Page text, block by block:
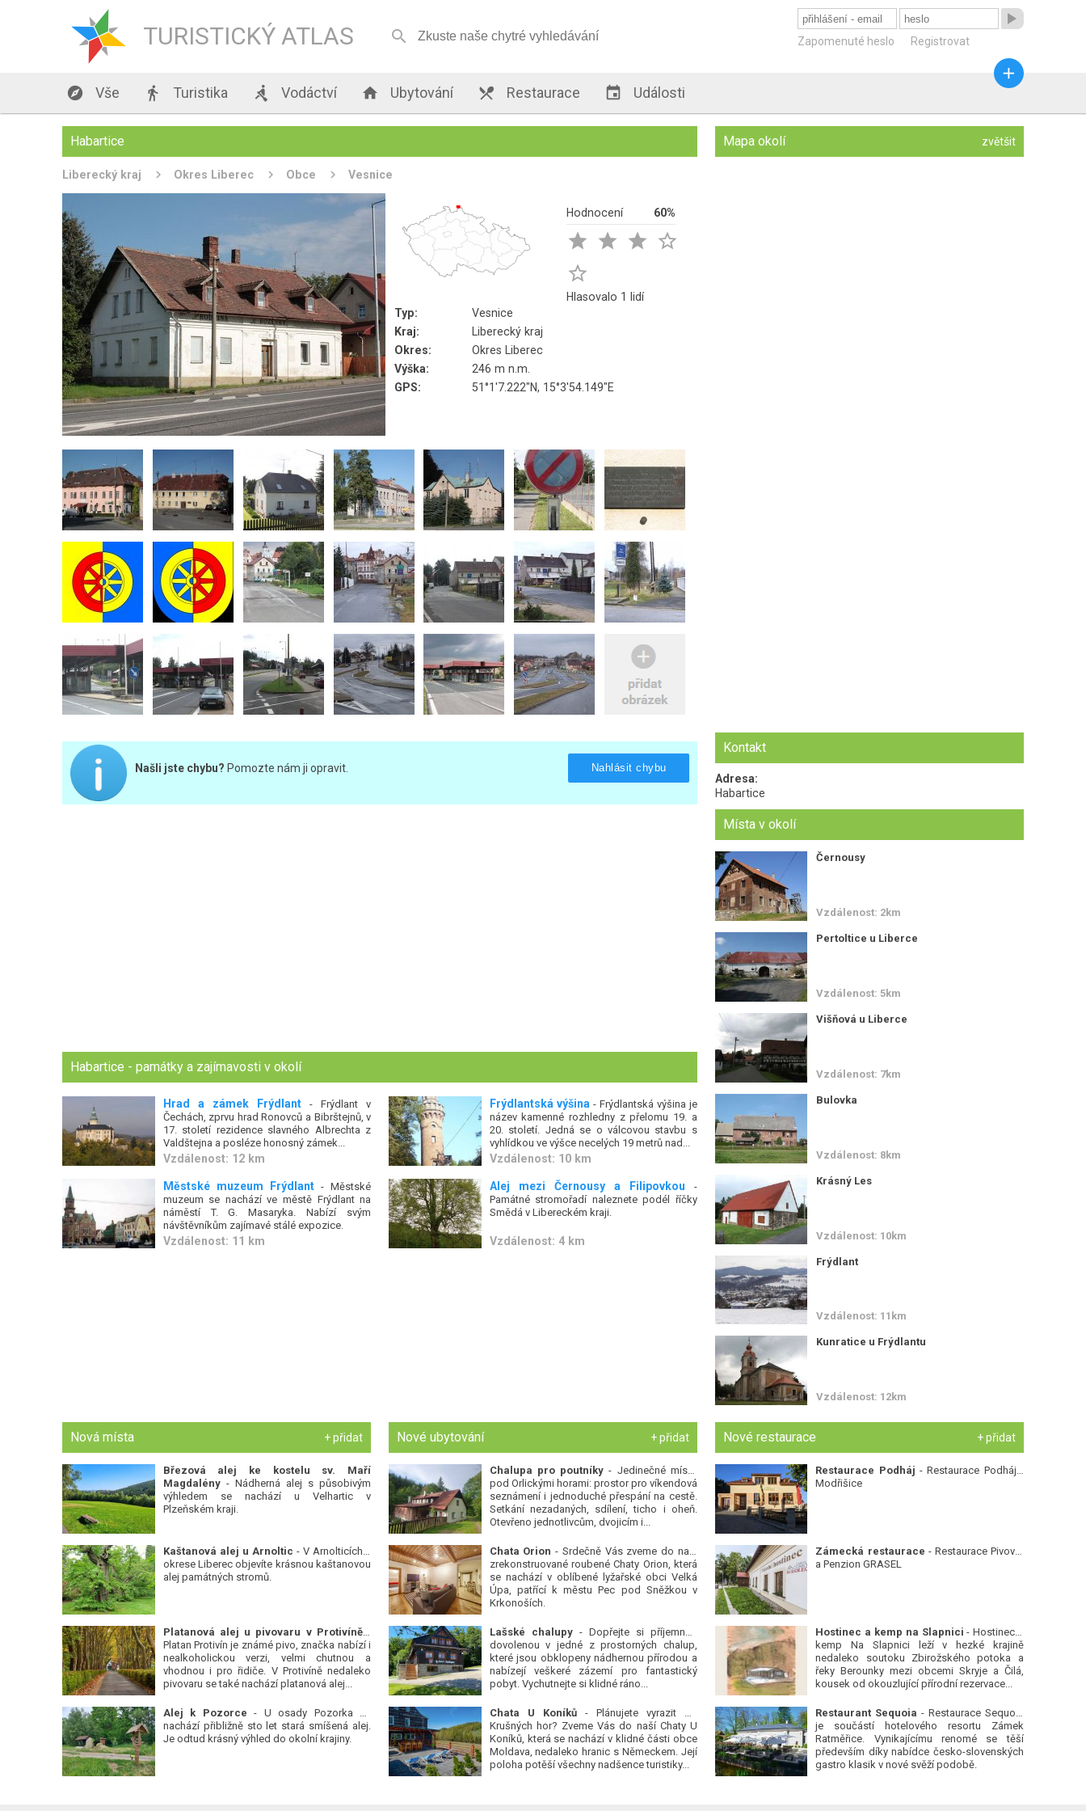
TURISTICKÝ ATLAS 

Zapomenuté heslo Registrovat
 Vše  Turistika  Vodáctví  Ubytování  Restaurace  Události

Habartice
Liberecký kraj Okres Liberec Obce Vesnice
Hodnocení 60%
   

Hlasovalo 1 lidí
Typ:
Vesnice
Kraj:
Liberecký kraj
Okres:
Okres Liberec
Výška:
246 m n.m.
GPS:
51°1'7.222"N, 15°3'54.149"E
Našli jste chybu? Pomozte nám ji opravit. Nahlásit chybu
Habartice - památky a zajímavosti v okolí
Hrad a zámek Frýdlant- Frýdlant v
Čechách, zprvu hrad Ronovců a Bibrštejnů, v
17. století rezidence slavného Albrechta z
Valdštejna a posléze honosný zámek...
Vzdálenost: 12 km
Frýdlantská výšina- Frýdlantská výšina je
název kamenné rozhledny z přelomu 19. a
20. století. Jedná se o válcovou stavbu s
vyhlídkou ve výšce necelých 19 metrů nad...
Vzdálenost: 10 km
Městské muzeum Frýdlant- Městské
muzeum se nachází ve městě Frýdlant na
náměstí T. G. Masaryka. Nabízí svým
návštěvníkům zajímavé stálé expozice.
Vzdálenost: 11 km
Alej mezi Černousy a Filipovkou -
Památné stromořadí naleznete podél říčky
Smědá v Libereckém kraji.
Vzdálenost: 4 km
Mapa okolí zvětšit
Kontakt
Adresa:
Habartice
Místa v okolí
Černousy
Vzdálenost: 2km
Pertoltice u Liberce
Vzdálenost: 5km
Višňová u Liberce
Vzdálenost: 7km
Bulovka
Vzdálenost: 8km
Krásný Les
Vzdálenost: 10km
Frýdlant
Vzdálenost: 11km
Kunratice u Frýdlantu
Vzdálenost: 12km
Nová místa + přidat
Březová alej ke kostelu sv. Maří
Magdalény- Nádherná alej s působivým
výhledem se nachází u Velhartic v
Plzeňském kraji.
Kaštanová alej u Arnoltic - V Arnolticích v
okrese Liberec objevíte krásnou kaštanovou
alej památných stromů.
Platanová alej u pivovaru v Protivíně
-
Platan Protivín je známé pivo, značka nabízí i
nealkoholickou verzi, velmi chutnou a
vhodnou i pro řidiče. V Protivíně nedaleko
pivovaru se také nachází platanová alej...
Alej k Pozorce - U osady Pozorka se
nachází přibližně sto let stará smíšená alej.
Je odtud krásný výhled do okolní krajiny.
Nové ubytování + přidat
Chalupa pro poutníky - Jedinečné místo
pod Orlickými horami: prostor pro víkendová
seznámení i jednoduché přespání na cestě.
Setkání nezadaných, sdílení, ticho i oheň.
Otevřeno jednotlivcům, dvojicím i...
Chata Orion - Srdečně Vás zveme do naší
zrekonstruované roubené Chaty Orion, která
se nachází v oblíbené lyžařské obci Velká
Úpa, patřící k městu Pec pod Sněžkou v
Krkonoších.
Lašské chalupy- Dopřejte si příjemnou
dovolenou v jedné z prostorných chalup,
které jsou obklopeny nádhernou přírodou a
nabízejí veškeré zázemí pro fantastický
pobyt. Vychutnejte si klidné ráno...
Chata U Koníků- Plánujete vyrazit do
Krušných hor? Zveme Vás do naší Chaty U
Koníků, která se nachází v klidné části obce
Moldava, nedaleko hranic s Německem. Její
poloha potěší všechny nadšence turistiky...
Nové restaurace + přidat
Restaurace Podháj - Restaurace Podháj -
Modřišice
Zámecká restaurace - Restaurace Pivovar
a Penzion GRASEL
Hostinec a kemp na Slapnici - Hostinec a
kemp Na Slapnici leží v hezké krajině
nedaleko soutoku Zbirožského potoka a
řeky Berounky mezi obcemi Skryje a Čilá,
kousek od okouzlující přírodní rezervace...
Restaurant Sequoia - Restaurace Sequoia
je součástí hotelového resortu Zámek
Ratměřice. Vynikajícímu renomé se těší
především díky nabídce česko-slovenských
gastro klasik v nové svěží podobě.